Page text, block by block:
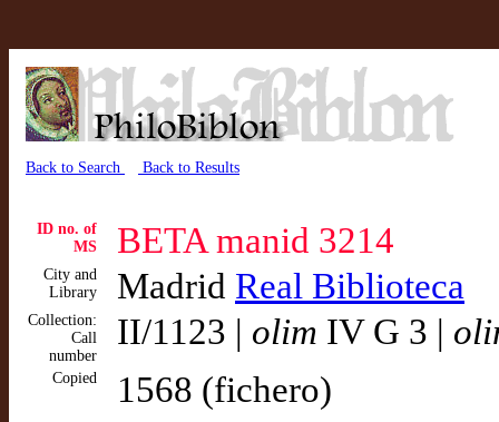
Back to Search Back to Results
ID no. of
MS
BETA manid 3214
City and
Library
Madrid Real Biblioteca
Collection:
Call
number
II/1123 | olim IV G 3 |
Copied 1568 (fichero)